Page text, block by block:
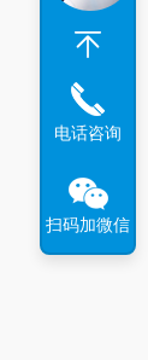
电话咨询
扫码加微信